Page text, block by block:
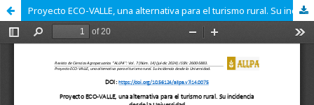
Proyecto ECO-VALLE, una alternativa para el turismo rural. Su incidencia desde la Universidad